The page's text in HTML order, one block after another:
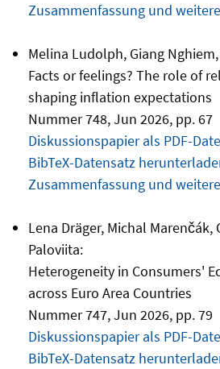
Zusammenfassung und
Melina Ludolph, Giang
Facts or feelings? The role of
shaping inflation expectations
Nummer 748, Jun 2026, pp. 67
Diskussionspapier als PDF-
BibTeX-Datensatz
Zusammenfassung und
Lena Dräger, Michal Marenčák,
Paloviita:
Heterogeneity in Consumers'
across Euro Area Countries
Nummer 747, Jun 2026, pp. 79
Diskussionspapier als PDF-
BibTeX-Datensatz